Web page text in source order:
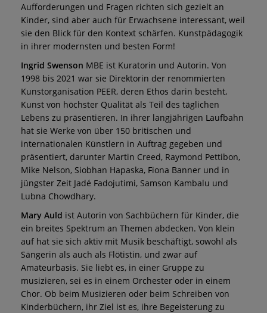
Aufforderungen und Fragen richten sich gezielt an
Kinder, sind aber auch für Erwachsene interessant, weil
sie den Blick für den Kontext schärfen. Kunstpädagogik
in ihrer modernsten und besten Form!
Ingrid Swenson MBE ist Kuratorin und Autorin. Von
1998 bis 2021 war sie Direktorin der renommierten
Kunstorganisation PEER, deren Ethos darin besteht,
Kunst von höchster Qualität als Teil des täglichen
Lebens zu präsentieren. In ihrer langjährigen Laufbahn
hat sie Werke von über 150 britischen und
internationalen Künstlern in Auftrag gegeben und
präsentiert, darunter Martin Creed, Raymond Pettibon,
Mike Nelson, Siobhan Hapaska, Fiona Banner und in
jüngster Zeit Jadé Fadojutimi, Samson Kambalu und
Lubna Chowdhary.
Mary Auld ist Autorin von Sachbüchern für Kinder, die
ein breites Spektrum an Themen abdecken. Von klein
auf hat sie sich aktiv mit Musik beschäftigt, sowohl als
Sängerin als auch als Flötistin, und zwar auf
Amateurbasis. Sie liebt es, in einer Gruppe zu
musizieren, sei es in einem Orchester oder in einem
Chor. Ob beim Musizieren oder beim Schreiben von
Kinderbüchern, ihr Ziel ist es, ihre Begeisterung zu